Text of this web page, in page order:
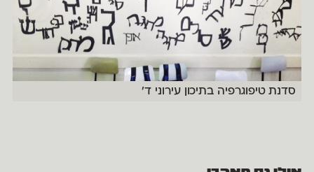
סדנת טיפוגרפיה בתיכון עירוני ד'